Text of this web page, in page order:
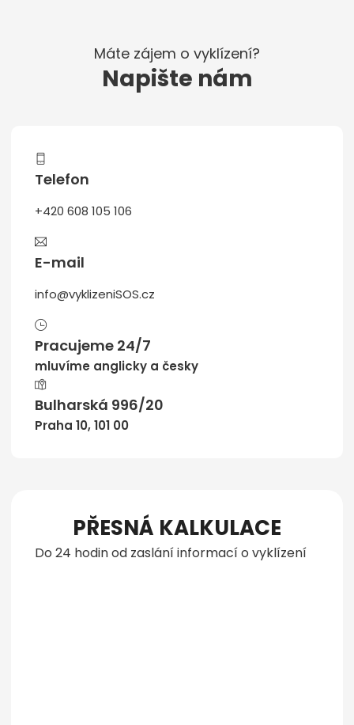
Máte zájem o vyklízení?
Napište nám
Telefon
+420 608 105 106
E-mail
info@vyklizeniSOS.cz
Pracujeme 24/7
mluvíme anglicky a česky
Bulharská 996/20
Praha 10, 101 00
PŘESNÁ KALKULACE
Do 24 hodin od zaslání informací o vyklízení